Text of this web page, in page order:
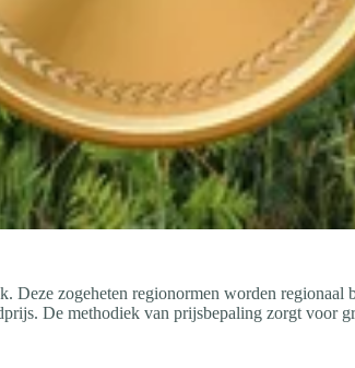
zogeheten regionormen worden regionaal
De methodiek van prijsbepaling zorgt voor